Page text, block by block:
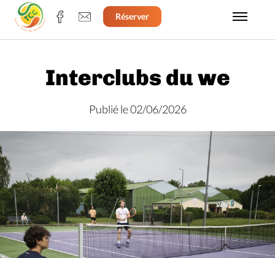
Réserver
Interclubs du we
Publié le 02/06/2026